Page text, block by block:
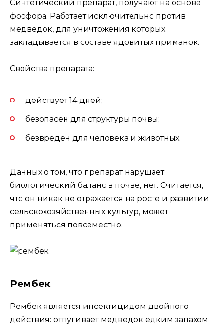
Синтетический препарат, получают на основе
фосфора. Работает исключительно против
медведок, для уничтожения которых
закладывается в составе ядовитых приманок.
Свойства препарата:
действует 14 дней;
безопасен для структуры почвы;
безвреден для человека и животных.
Данных о том, что препарат нарушает
биологический баланс в почве, нет. Считается,
что он никак не отражается на росте и развитии
сельскохозяйственных культур, может
применяться повсеместно.
Рембек
Рембек является инсектицидом двойного
действия: отпугивает медведок едким запахом